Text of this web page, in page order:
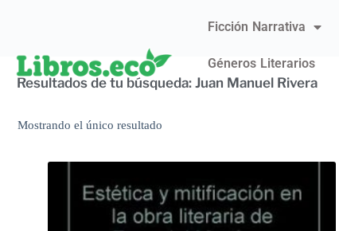
Ficción Narrativa
Géneros Literarios
Resultados de tu búsqueda: Juan Manuel Rivera
Mostrando el único resultado